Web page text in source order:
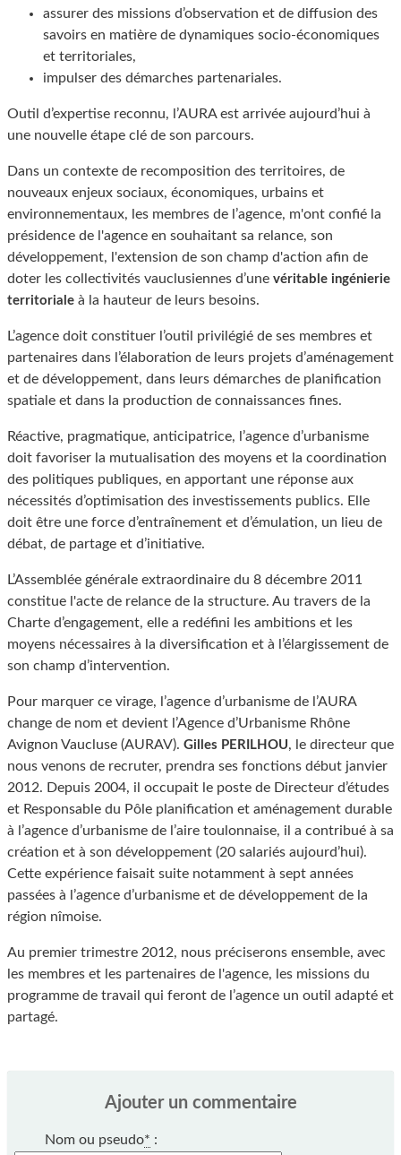
assurer des missions d’observation et de diffusion des
savoirs en matière de dynamiques socio-économiques
et territoriales,
impulser des démarches partenariales.
Outil d’expertise reconnu, l’AURA est arrivée aujourd’hui à
une nouvelle étape clé de son parcours.
Dans un contexte de recomposition des territoires, de
nouveaux enjeux sociaux, économiques, urbains et
environnementaux, les membres de l’agence, m'ont confié la
présidence de l'agence en souhaitant sa relance, son
développement, l'extension de son champ d'action afin de
doter les collectivités vauclusiennes d’une véritable ingénierie
territoriale à la hauteur de leurs besoins.
L’agence doit constituer l’outil privilégié de ses membres et
partenaires dans l’élaboration de leurs projets d’aménagement
et de développement, dans leurs démarches de planification
spatiale et dans la production de connaissances fines.
Réactive, pragmatique, anticipatrice, l’agence d’urbanisme
doit favoriser la mutualisation des moyens et la coordination
des politiques publiques, en apportant une réponse aux
nécessités d’optimisation des investissements publics. Elle
doit être une force d’entraînement et d’émulation, un lieu de
débat, de partage et d’initiative.
L’Assemblée générale extraordinaire du 8 décembre 2011
constitue l'acte de relance de la structure. Au travers de la
Charte d’engagement, elle a redéfini les ambitions et les
moyens nécessaires à la diversification et à l’élargissement de
son champ d’intervention.
Pour marquer ce virage, l’agence d’urbanisme de l’AURA
change de nom et devient l’Agence d’Urbanisme Rhône
Avignon Vaucluse (AURAV). Gilles PERILHOU, le directeur que
nous venons de recruter, prendra ses fonctions début janvier
2012. Depuis 2004, il occupait le poste de Directeur d’études
et Responsable du Pôle planification et aménagement durable
à l’agence d’urbanisme de l’aire toulonnaise, il a contribué à sa
création et à son développement (20 salariés aujourd’hui).
Cette expérience faisait suite notamment à sept années
passées à l’agence d’urbanisme et de développement de la
région nîmoise.
Au premier trimestre 2012, nous préciserons ensemble, avec
les membres et les partenaires de l'agence, les missions du
programme de travail qui feront de l’agence un outil adapté et
partagé.
Ajouter un commentaire
Nom ou pseudo* :